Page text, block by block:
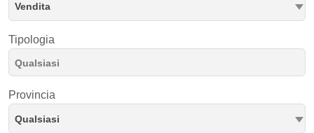
Vendita
Tipologia
Provincia
Qualsiasi